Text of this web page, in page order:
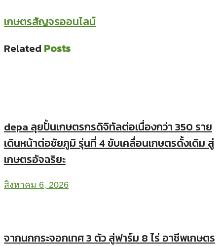
เกษตรสัญจรออนไลน์
Related Posts
depa ลุยปั้นเกษตรกรดิจิทัลต่อเนื่องกว่า 350 ราย
เดินหน้าต่อชัยภูมิ รุ่นที่ 4 ขับเคลื่อนเกษตรดั้งเดิม สู่
เกษตรอัจฉริยะ
สิงหาคม 6, 2026
จากนกกระจอกเทศ 3 ตัว สู่ฟาร์ม 8 ไร่ อาชีพเกษตร